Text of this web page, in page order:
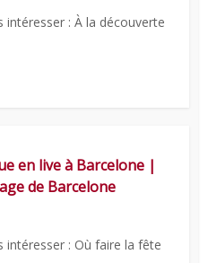
: À la découverte
en live à Barcelone |
de Barcelone
: Où faire la fête